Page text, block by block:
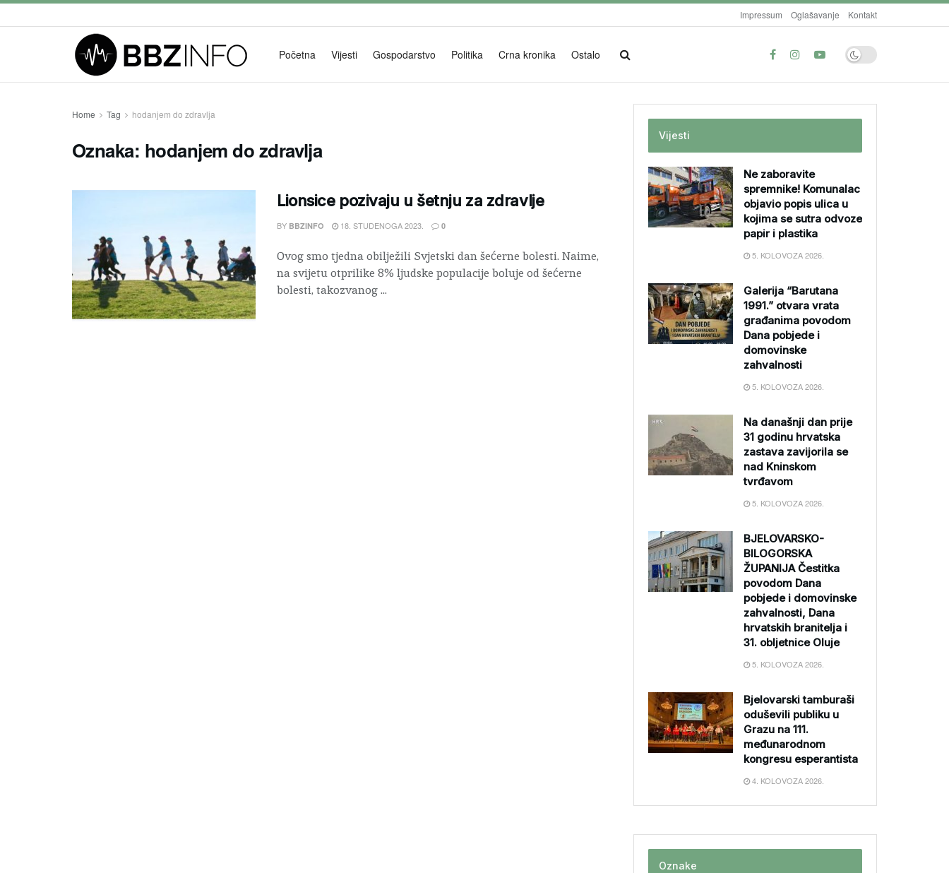
Impressum Oglašavanje Kontakt
Početna Vijesti Gospodarstvo Politika Crna kronika Ostalo
Home Tag hodanjem do zdravlja
Oznaka: hodanjem do zdravlja
Lionsice pozivaju u šetnju za zdravlje
BY BBZINFO 18. STUDENOGA 2023. 0
Ovog smo tjedna obilježili Svjetski dan šećerne bolesti. Naime,
na svijetu otprilike 8% ljudske populacije boluje od šećerne
bolesti, takozvanog ...
Vijesti
Ne zaboravite
spremnike! Komunalac
objavio popis ulica u
kojima se sutra odvoze
papir i plastika
5. KOLOVOZA 2026.
Galerija “Barutana
1991.” otvara vrata
građanima povodom
Dana pobjede i
domovinske
zahvalnosti
5. KOLOVOZA 2026.
Na današnji dan prije
31 godinu hrvatska
zastava zavijorila se
nad Kninskom
tvrđavom
5. KOLOVOZA 2026.
BJELOVARSKO-
BILOGORSKA
ŽUPANIJA Čestitka
povodom Dana
pobjede i domovinske
zahvalnosti, Dana
hrvatskih branitelja i
31. obljetnice Oluje
5. KOLOVOZA 2026.
Bjelovarski tamburaši
oduševili publiku u
Grazu na 111.
međunarodnom
kongresu esperantista
4. KOLOVOZA 2026.
Oznake